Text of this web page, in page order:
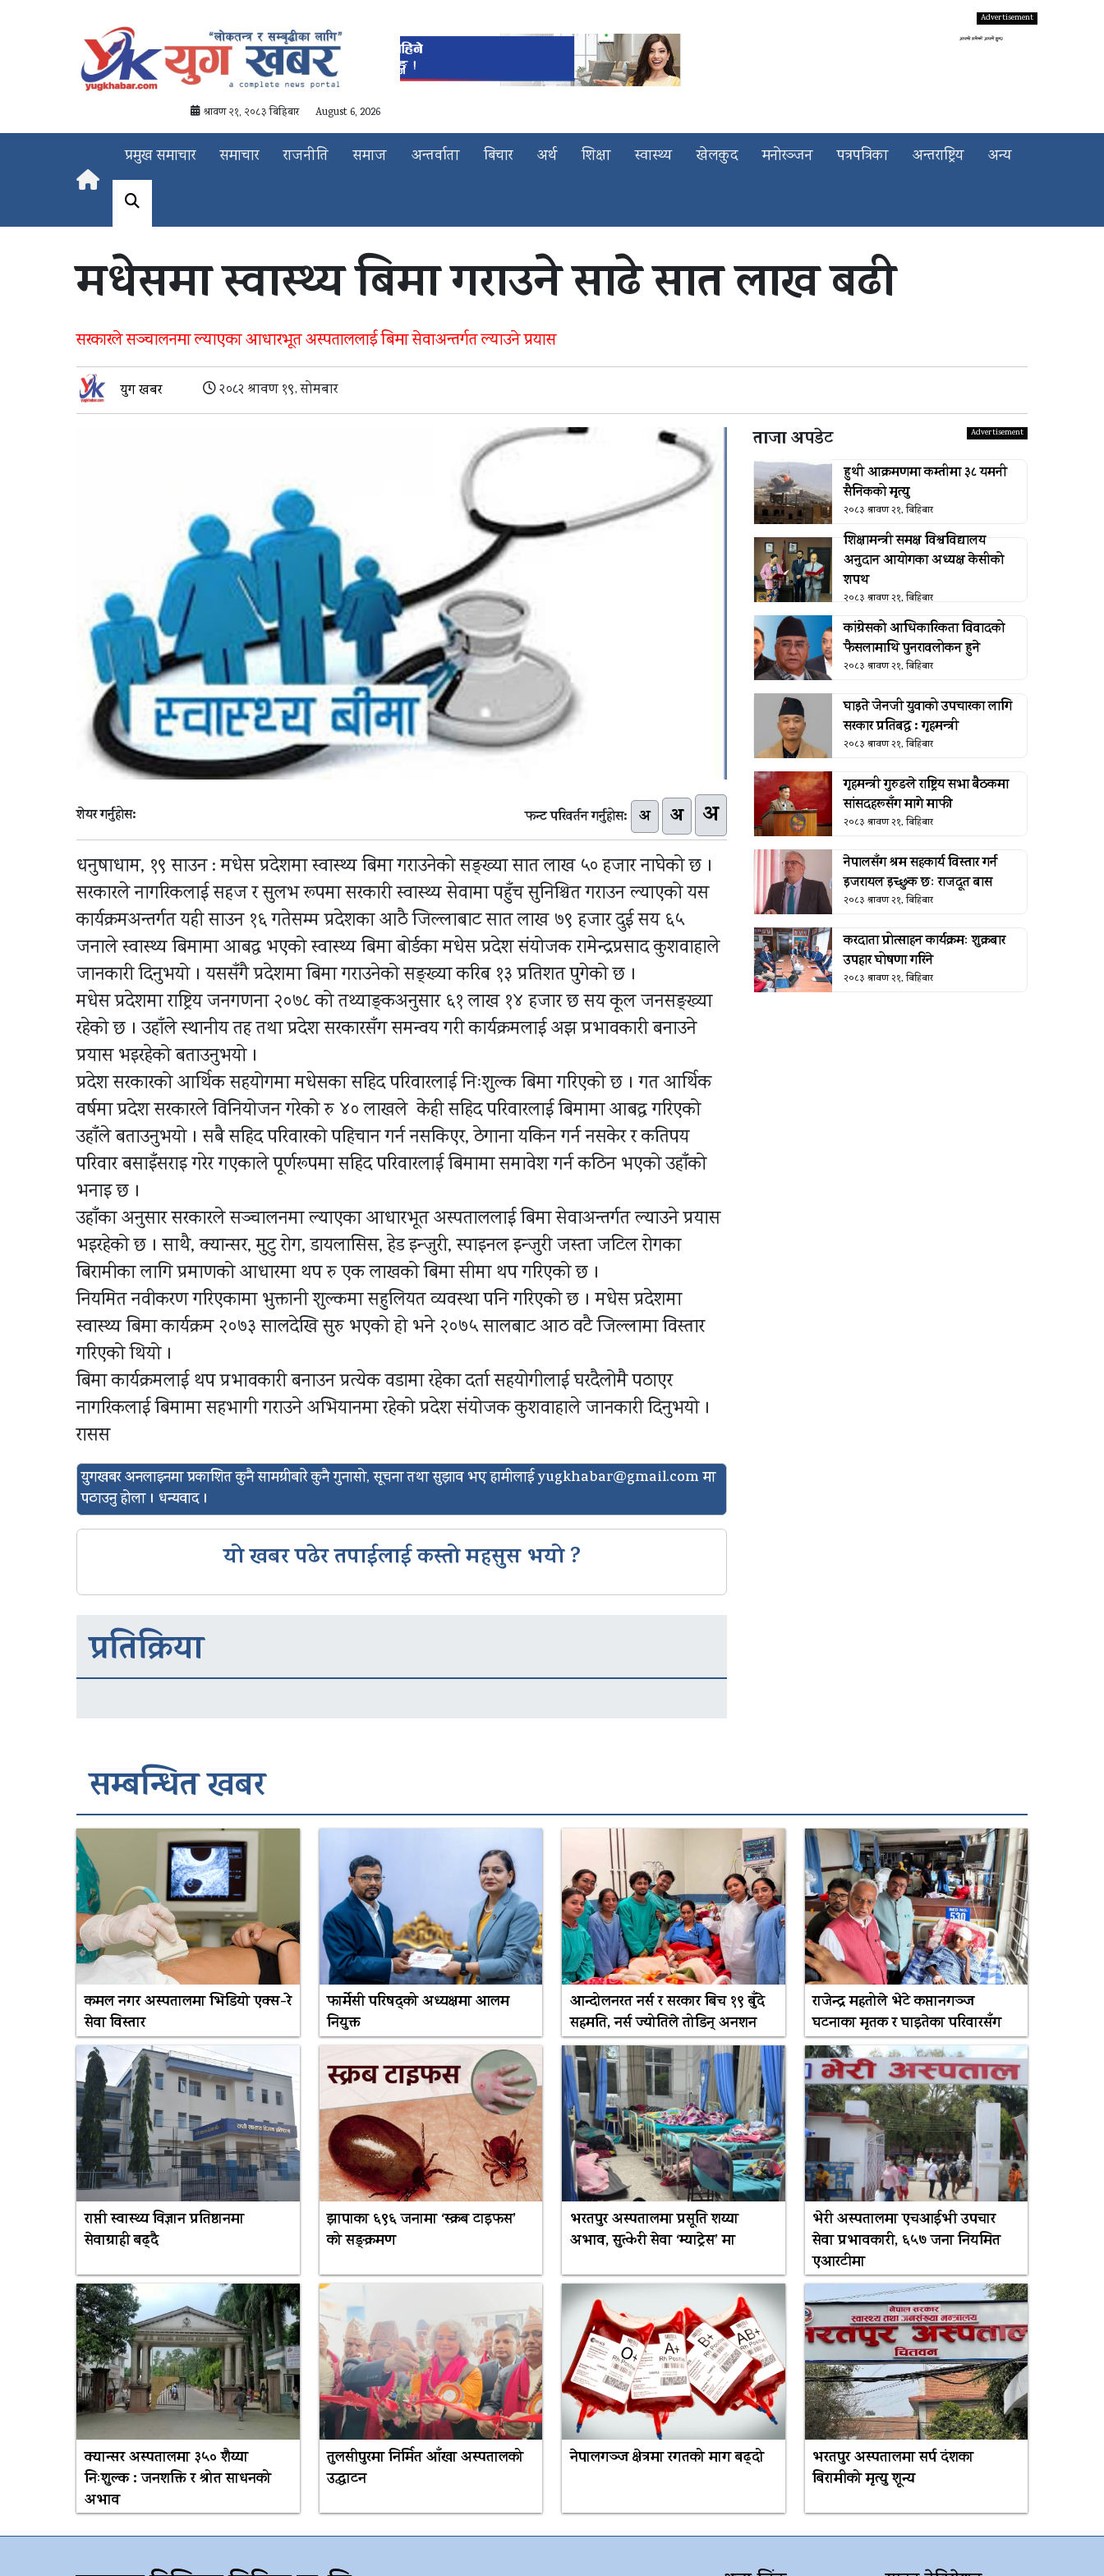
श्रावण २१, २०८३ बिहिबार August 6, 2026
प्रमुख समाचार समाचार राजनीति समाज अन्तर्वाता बिचार अर्थ शिक्षा स्वास्थ्य खेलकुद मनोरञ्जन पत्रपत्रिका अन्तराष्ट्रिय अन्य
मधेसमा स्वास्थ्य बिमा गराउने साढे सात लाख बढी
सरकारले सञ्चालनमा ल्याएका आधारभूत अस्पताललाई बिमा सेवाअन्तर्गत ल्याउने प्रयास
युग खबर २०८२ श्रावण १९, सोमबार
शेयर गर्नुहोस: फन्ट परिवर्तन गर्नुहोस: अ अ अ
धनुषाधाम, १९ साउन : मधेस प्रदेशमा स्वास्थ्य बिमा गराउनेको सङ्ख्या सात लाख ५० हजार नाघेको छ ।
सरकारले नागरिकलाई सहज र सुलभ रूपमा सरकारी स्वास्थ्य सेवामा पहुँच सुनिश्चित गराउन ल्याएको यस
कार्यक्रमअन्तर्गत यही साउन १६ गतेसम्म प्रदेशका आठै जिल्लाबाट सात लाख ७९ हजार दुई सय ६५
जनाले स्वास्थ्य बिमामा आबद्ध भएको स्वास्थ्य बिमा बोर्डका मधेस प्रदेश संयोजक रामेन्द्रप्रसाद कुशवाहाले
जानकारी दिनुभयो । यससँगै प्रदेशमा बिमा गराउनेको सङ्ख्या करिब १३ प्रतिशत पुगेको छ ।
मधेस प्रदेशमा राष्ट्रिय जनगणना २०७८ को तथ्याङ्कअनुसार ६१ लाख १४ हजार छ सय कूल जनसङ्ख्या
रहेको छ । उहाँले स्थानीय तह तथा प्रदेश सरकारसँग समन्वय गरी कार्यक्रमलाई अझ प्रभावकारी बनाउने
प्रयास भइरहेको बताउनुभयो ।
प्रदेश सरकारको आर्थिक सहयोगमा मधेसका सहिद परिवारलाई निःशुल्क बिमा गरिएको छ । गत आर्थिक
वर्षमा प्रदेश सरकारले विनियोजन गरेको रु ४० लाखले केही सहिद परिवारलाई बिमामा आबद्ध गरिएको
उहाँले बताउनुभयो । सबै सहिद परिवारको पहिचान गर्न नसकिएर, ठेगाना यकिन गर्न नसकेर र कतिपय
परिवार बसाइँसराइ गरेर गएकाले पूर्णरूपमा सहिद परिवारलाई बिमामा समावेश गर्न कठिन भएको उहाँको
भनाइ छ ।
उहाँका अनुसार सरकारले सञ्चालनमा ल्याएका आधारभूत अस्पताललाई बिमा सेवाअन्तर्गत ल्याउने प्रयास
भइरहेको छ । साथै, क्यान्सर, मुटु रोग, डायलासिस, हेड इन्जुरी, स्पाइनल इन्जुरी जस्ता जटिल रोगका
बिरामीका लागि प्रमाणको आधारमा थप रु एक लाखको बिमा सीमा थप गरिएको छ ।
नियमित नवीकरण गरिएकामा भुक्तानी शुल्कमा सहुलियत व्यवस्था पनि गरिएको छ । मधेस प्रदेशमा
स्वास्थ्य बिमा कार्यक्रम २०७३ सालदेखि सुरु भएको हो भने २०७५ सालबाट आठ वटै जिल्लामा विस्तार
गरिएको थियो ।
बिमा कार्यक्रमलाई थप प्रभावकारी बनाउन प्रत्येक वडामा रहेका दर्ता सहयोगीलाई घरदैलोमै पठाएर
नागरिकलाई बिमामा सहभागी गराउने अभियानमा रहेको प्रदेश संयोजक कुशवाहाले जानकारी दिनुभयो ।
रासस
युगखबर अनलाइनमा प्रकाशित कुनै सामग्रीबारे कुनै गुनासो, सूचना तथा सुझाव भए हामीलाईyugkhabar@gmail.comमा
पठाउनु होला । धन्यवाद ।
यो खबर पढेर तपाईलाई कस्तो महसुस भयो ?
प्रतिक्रिया
ताजा अपडेट
हुथी आक्रमणमा कम्तीमा ३८ यमनी
सैनिकको मृत्यु
२०८३ श्रावण २१, बिहिबार
शिक्षामन्त्री समक्ष विश्वविद्यालय
अनुदान आयोगका अध्यक्ष केसीको
शपथ
२०८३ श्रावण २१, बिहिबार
कांग्रेसको आधिकारिकता विवादको
फैसलामाथि पुनरावलोकन हुने
२०८३ श्रावण २१, बिहिबार
घाइते जेनजी युवाको उपचारका लागि
सरकार प्रतिबद्ध : गृहमन्त्री
२०८३ श्रावण २१, बिहिबार
गृहमन्त्री गुरुङले राष्ट्रिय सभा बैठकमा
सांसदहरूसँग मागे माफी
२०८३ श्रावण २१, बिहिबार
नेपालसँग श्रम सहकार्य विस्तार गर्न
इजरायल इच्छुक छः राजदूत बास
२०८३ श्रावण २१, बिहिबार
करदाता प्रोत्साहन कार्यक्रमः शुक्रबार
उपहार घोषणा गरिने
२०८३ श्रावण २१, बिहिबार
सम्बन्धित खबर
कमल नगर अस्पतालमा भिडियो एक्स-रे
सेवा विस्तार
फार्मेसी परिषद्को अध्यक्षमा आलम
नियुक्त
आन्दोलनरत नर्स र सरकार बिच १९ बुँदे
सहमति, नर्स ज्योतिले तोडिन् अनशन
राजेन्द्र महतोले भेटे कप्तानगञ्ज
घटनाका मृतक र घाइतेका परिवारसँग
राप्ती स्वास्थ्य विज्ञान प्रतिष्ठानमा
सेवाग्राही बढ्दै
झापाका ६९६ जनामा ‘स्क्रब टाइफस’
को सङ्क्रमण
भरतपुर अस्पतालमा प्रसूति शय्या
अभाव, सुत्केरी सेवा ‘म्याट्रेस’ मा
भेरी अस्पतालमा एचआईभी उपचार
सेवा प्रभावकारी, ६५७ जना नियमित
एआरटीमा
क्यान्सर अस्पतालमा ३५० शैय्या
निःशुल्क : जनशक्ति र श्रोत साधनको
अभाव
तुलसीपुरमा निर्मित आँखा अस्पतालको
उद्घाटन
नेपालगञ्ज क्षेत्रमा रगतको माग बढ्दो
भरतपुर अस्पतालमा सर्प दंशका
बिरामीको मृत्यु शून्य